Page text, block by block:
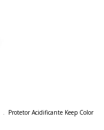
. Protetor Acidificante Keep Color